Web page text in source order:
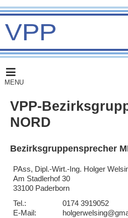
MENU
VPP-
NORD
Bezirksgruppensprecher
PAss, Dipl.-Wirt.-Ing. Holger
Am Stadlerhof 30
33100 Paderborn
Tel.:
E-Mail:
0174 3919052